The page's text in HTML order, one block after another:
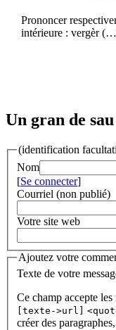
Prononcer
intérieure : vergèr
Un gran de
(identification
Nom
[Se connecter]
Courriel (non publié)
Votre site web
Ajoutez votre
Texte de votre
Ce champ accepte
[texte->url]
créer des